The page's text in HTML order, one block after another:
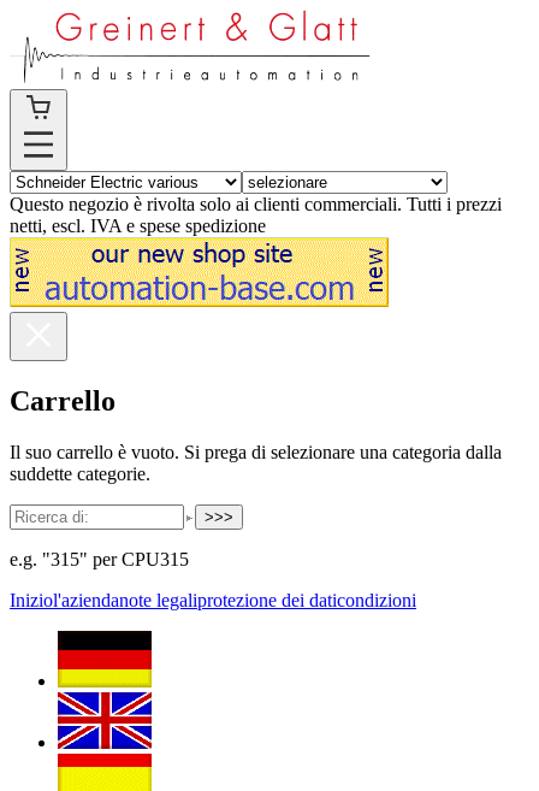
Questo negozio è rivolta solo ai clienti commerciali. Tutti i prezzi
netti, escl. IVA e spese spedizione
Carrello
Il suo carrello è vuoto. Si prega di selezionare una categoria dalla
suddette categorie.
>>>
e.g. "315" per CPU315
Iniziol'aziendanote legaliprotezione dei daticondizioni